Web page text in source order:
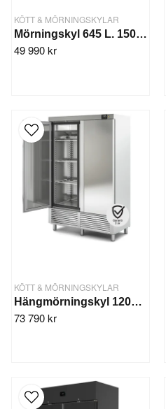
KÖTT & MÖRNINGSKYLAR
Mörningskyl 645 L. 150 kg, 502 W
49 990 kr
KÖTT & MÖRNINGSKYLAR
Hängmörningskyl 1201 L. +4/+30°C
73 790 kr